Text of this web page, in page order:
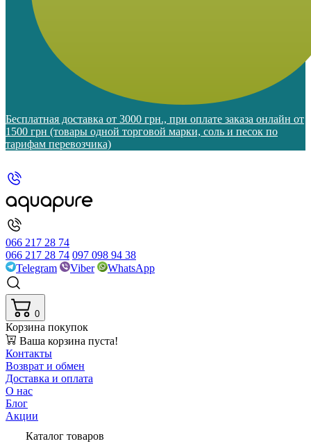
Бесплатная доставка от 3000 грн., при оплате заказа онлайн от
1500 грн (товары одной торговой марки, соль и песок по
тарифам перевозчика)
066 217 28 74
066 217 28 74 097 098 94 38
Telegram
Viber WhatsApp
0
Корзина покупок
Ваша корзина пуста!
Контакты
Возврат и обмен
Доставка и оплата
О нас
Блог
Акции
Каталог товаров